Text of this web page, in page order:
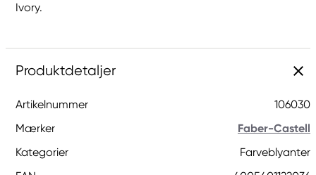
Ivory.
Produktdetaljer
Artikelnummer
106030
Mærker
Faber-Castell
Kategorier
Farveblyanter